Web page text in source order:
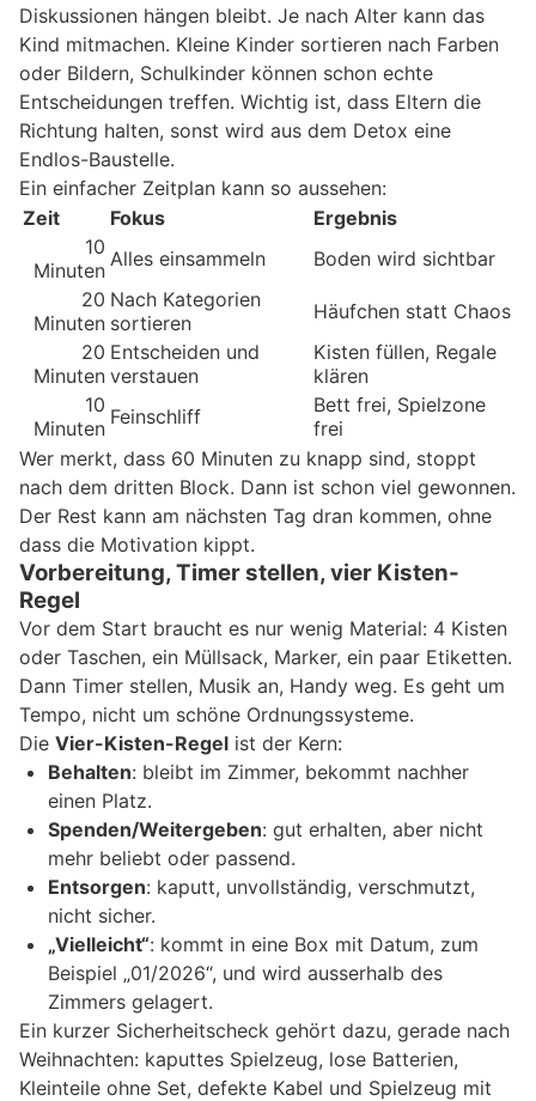
Diskussionen hängen bleibt. Je nach Alter kann das
Kind mitmachen. Kleine Kinder sortieren nach Farben
oder Bildern, Schulkinder können schon echte
Entscheidungen treffen. Wichtig ist, dass Eltern die
Richtung halten, sonst wird aus dem Detox eine
Endlos-Baustelle.
Ein einfacher Zeitplan kann so aussehen:
Zeit
Fokus
Ergebnis
10
Minuten Alles einsammeln
Boden wird sichtbar
20
Minuten
Nach Kategorien
sortieren
Häufchen statt Chaos
20
Minuten
Entscheiden und
verstauen
Kisten füllen, Regale
klären
10
Minuten Feinschliff
Bett frei, Spielzone
frei
Wer merkt, dass 60 Minuten zu knapp sind, stoppt
nach dem dritten Block. Dann ist schon viel gewonnen.
Der Rest kann am nächsten Tag dran kommen, ohne
dass die Motivation kippt.
Vorbereitung, Timer stellen, vier Kisten-
Regel
Vor dem Start braucht es nur wenig Material: 4 Kisten
oder Taschen, ein Müllsack, Marker, ein paar Etiketten.
Dann Timer stellen, Musik an, Handy weg. Es geht um
Tempo, nicht um schöne Ordnungssysteme.
Die Vier-Kisten-Regel ist der Kern:
Behalten: bleibt im Zimmer, bekommt nachher
einen Platz.
Spenden/Weitergeben: gut erhalten, aber nicht
mehr beliebt oder passend.
Entsorgen: kaputt, unvollständig, verschmutzt,
nicht sicher.
„Vielleicht“: kommt in eine Box mit Datum, zum
Beispiel „01/2026“, und wird ausserhalb des
Zimmers gelagert.
Ein kurzer Sicherheitscheck gehört dazu, gerade nach
Weihnachten: kaputtes Spielzeug, lose Batterien,
Kleinteile ohne Set, defekte Kabel und Spielzeug mit